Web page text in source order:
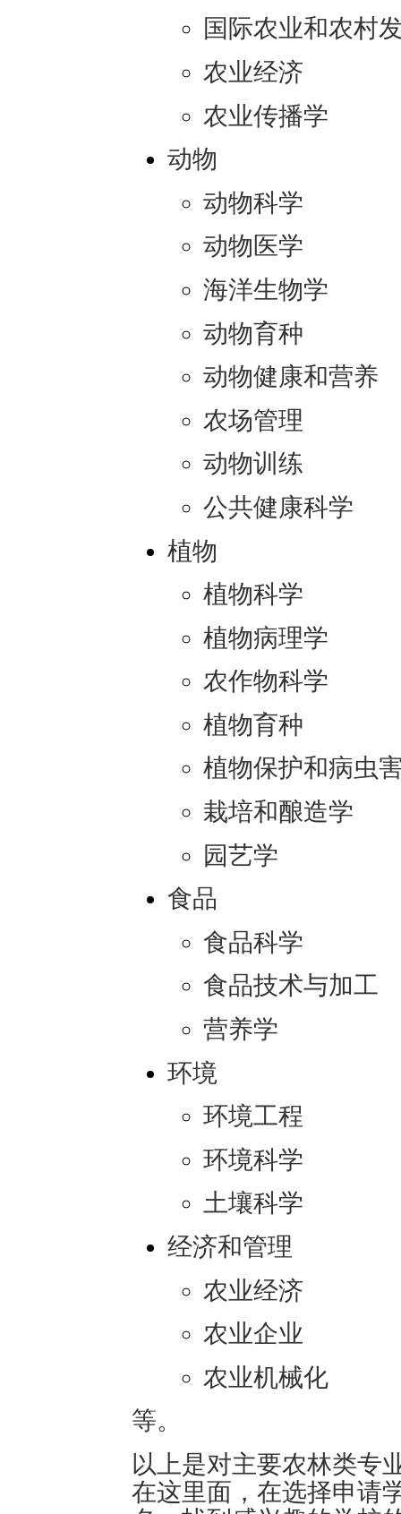
国际农业和农村
农业经济
农业传播学
动物
动物科学
动物医学
海洋生物学
动物育种
动物健康和营养
农场管理
动物训练
公共健康科学
植物
植物科学
植物病理学
农作物科学
植物育种
植物保护和病虫
栽培和酿造学
园艺学
食品
食品科学
食品技术与加工
营养学
环境
环境工程
环境科学
土壤科学
经济和管理
农业经济
农业企业
农业机械化
等。
以上是对主要农林类专
在这里面，在选择申请